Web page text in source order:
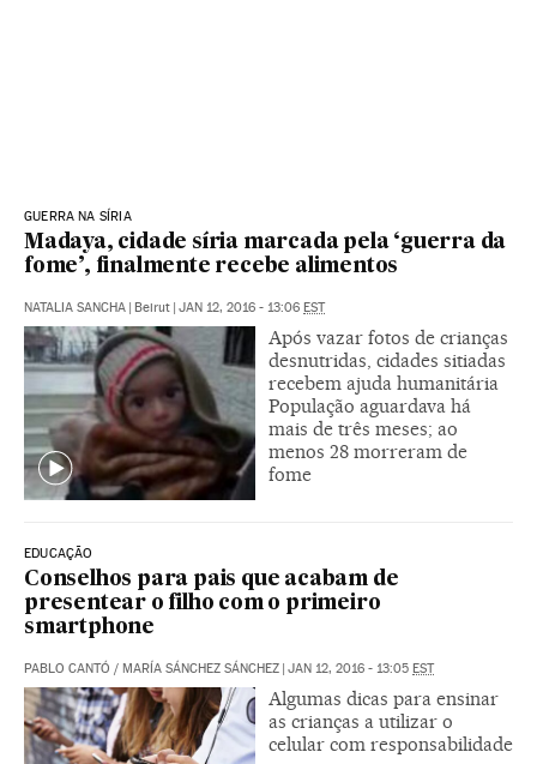
GUERRA NA SÍRIA
Madaya, cidade síria marcada pela ‘guerra da
fome’, finalmente recebe alimentos
NATALIA SANCHA | Beirut | JAN 12, 2016 - 13:06 EST
Após vazar fotos de crianças
desnutridas, cidades sitiadas
recebem ajuda humanitária
População aguardava há
mais de três meses; ao
menos 28 morreram de
fome
EDUCAÇÃO
Conselhos para pais que acabam de
presentear o filho com o primeiro
smartphone
PABLO CANTÓ / MARÍA SÁNCHEZ SÁNCHEZ | JAN 12, 2016 - 13:05 EST
Algumas dicas para ensinar
as crianças a utilizar o
celular com responsabilidade